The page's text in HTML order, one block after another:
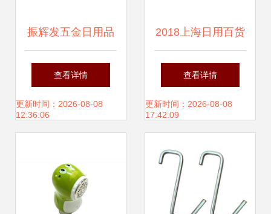
振辉发五金日用品
批发商行 您值得信
赖的日用百货供应
查看详情
更新时间：2026-08-08
12:36:06
2018上海日用百货
展 日用百货产业的
创新与变革
查看详情
更新时间：2026-08-08
17:42:09